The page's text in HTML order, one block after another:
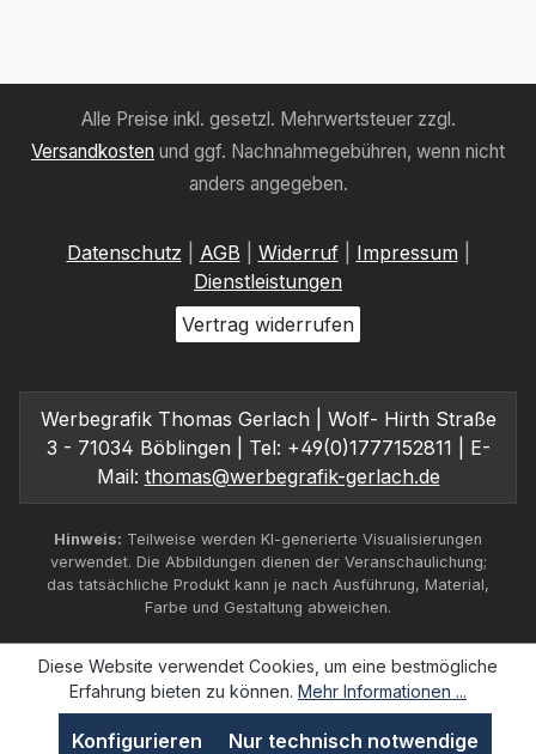
Alle Preise inkl. gesetzl. Mehrwertsteuer zzgl.
Versandkosten und ggf. Nachnahmegebühren, wenn nicht
anders angegeben.
Datenschutz AGB Widerruf| Impressum
Dienstleistungen
Vertrag widerrufen
Werbegrafik Thomas Gerlach | Wolf- Hirth Straße
3 - 71034 Böblingen | Tel: +49(0)1777152811 | E-
Mail: thomas@werbegrafik-gerlach.de
Hinweis: Teilweise werden KI-generierte Visualisierungen
verwendet. Die Abbildungen dienen der Veranschaulichung;
das tatsächliche Produkt kann je nach Ausführung, Material,
Farbe und Gestaltung abweichen.
Diese Website verwendet Cookies, um eine bestmögliche
Erfahrung bieten zu können. Mehr Informationen ...
Nur technisch notwendige
Konfigurieren